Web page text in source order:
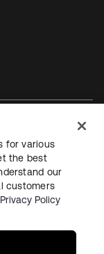
du site
for various
the best
our
customers
Privacy Policy